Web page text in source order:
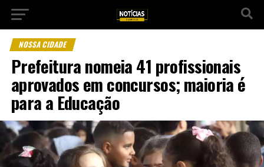
NOSSA CIDADE
Prefeitura nomeia 41 profissionais
aprovados em concursos; maioria é
para a Educação